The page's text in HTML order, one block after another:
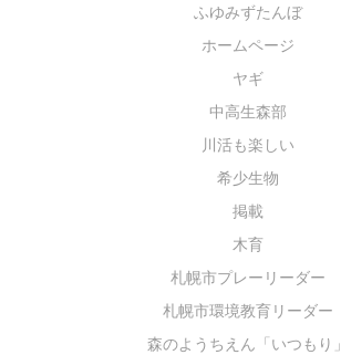
ふゆみずたんぼ
ホームページ
ヤギ
中高生森部
川活も楽しい
希少生物
掲載
木育
札幌市プレーリーダー
札幌市環境教育リーダー
森のようちえん「いつもり」